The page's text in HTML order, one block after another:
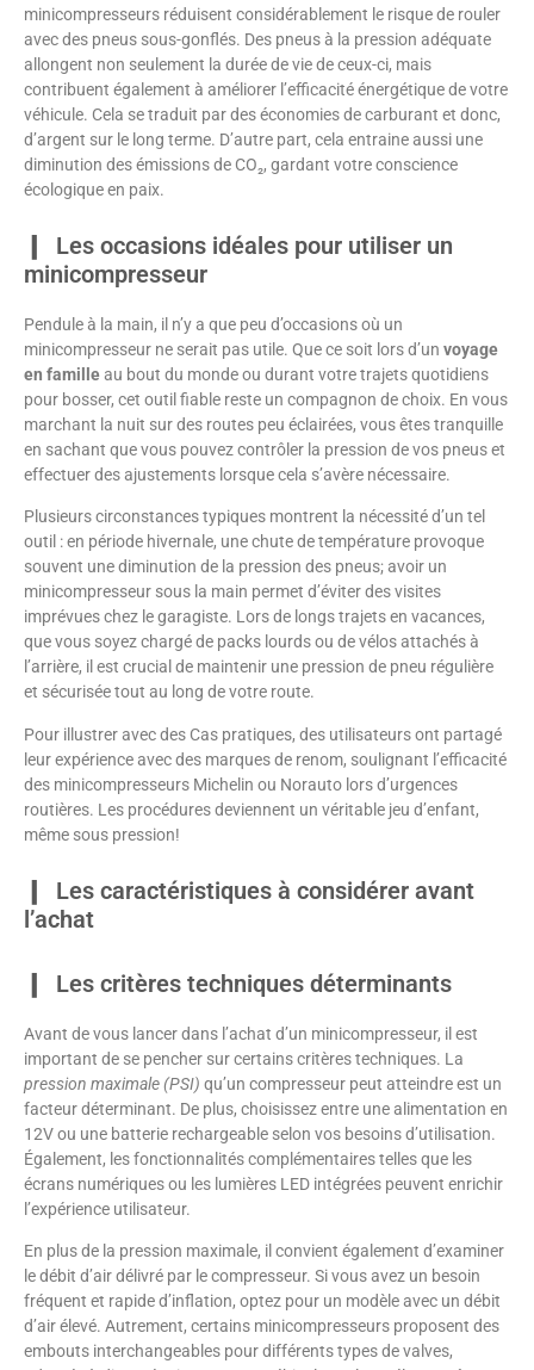
minicompresseurs réduisent considérablement le risque de rouler
avec des pneus sous-gonflés. Des pneus à la pression adéquate
allongent non seulement la durée de vie de ceux-ci, mais
contribuent également à améliorer l’efficacité énergétique de votre
véhicule. Cela se traduit par des économies de carburant et donc,
d’argent sur le long terme. D’autre part, cela entraine aussi une
diminution des émissions de CO₂, gardant votre conscience
écologique en paix.
Les occasions idéales pour utiliser un
minicompresseur
Pendule à la main, il n’y a que peu d’occasions où un
minicompresseur ne serait pas utile. Que ce soit lors d’un voyage
en familleau bout du monde ou durant votre trajets quotidiens
pour bosser, cet outil fiable reste un compagnon de choix. En vous
marchant la nuit sur des routes peu éclairées, vous êtes tranquille
en sachant que vous pouvez contrôler la pression de vos pneus et
effectuer des ajustements lorsque cela s’avère nécessaire.
Plusieurs circonstances typiques montrent la nécessité d’un tel
outil : en période hivernale, une chute de température provoque
souvent une diminution de la pression des pneus; avoir un
minicompresseur sous la main permet d’éviter des visites
imprévues chez le garagiste. Lors de longs trajets en vacances,
que vous soyez chargé de packs lourds ou de vélos attachés à
l’arrière, il est crucial de maintenir une pression de pneu régulière
et sécurisée tout au long de votre route.
Pour illustrer avec des Cas pratiques, des utilisateurs ont partagé
leur expérience avec des marques de renom, soulignant l’efficacité
des minicompresseurs Michelin ou Norauto lors d’urgences
routières. Les procédures deviennent un véritable jeu d’enfant,
même sous pression!
Les caractéristiques à considérer avant
l’achat
Les critères techniques déterminants
Avant de vous lancer dans l’achat d’un minicompresseur, il est
important de se pencher sur certains critères techniques. La
pression maximale (PSI) qu’un compresseur peut atteindre est un
facteur déterminant. De plus, choisissez entre une alimentation en
12V ou une batterie rechargeable selon vos besoins d’utilisation.
Également, les fonctionnalités complémentaires telles que les
écrans numériques ou les lumières LED intégrées peuvent enrichir
l’expérience utilisateur.
En plus de la pression maximale, il convient également d’examiner
le débit d’air délivré par le compresseur. Si vous avez un besoin
fréquent et rapide d’inflation, optez pour un modèle avec un débit
d’air élevé. Autrement, certains minicompresseurs proposent des
embouts interchangeables pour différents types de valves,